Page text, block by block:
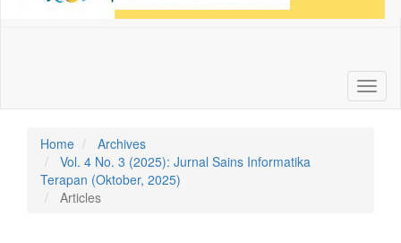
Home
Archives
Vol. 4 No. 3 (2025): Jurnal Sains Informatika
Terapan (Oktober, 2025)
Articles